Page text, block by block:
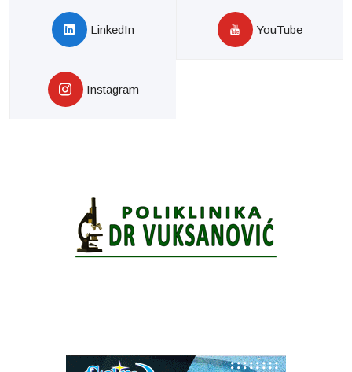
LinkedIn YouTube
Instagram